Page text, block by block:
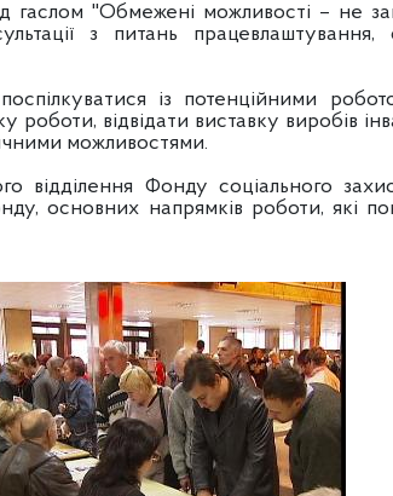
гаслом "Обмежені можливості – не
з питань працевлаштування,
із потенційними
відвідати виставку виробів
можливостями.
відділення Фонду соціального
основних напрямків роботи, які